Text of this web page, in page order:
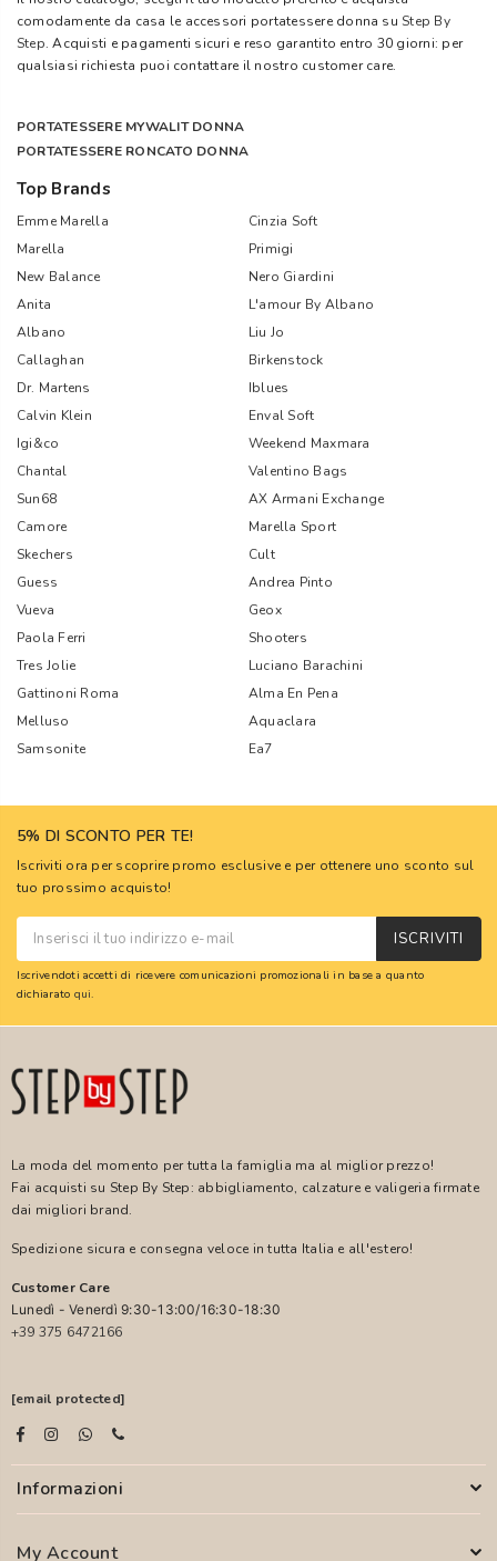
comodamente da casa le accessori portatessere donna suStep By
Step. Acquisti e pagamenti sicuri e reso garantito entro 30 giorni: per
qualsiasi richiesta puoi contattare il nostro customer care.
PORTATESSERE MYWALIT DONNA
PORTATESSERE RONCATO DONNA
Top Brands
Emme Marella
Cinzia Soft
Marella
Primigi
New Balance
Nero Giardini
Anita
L'amour By Albano
Albano
Liu Jo
Callaghan
Birkenstock
Dr. Martens
Iblues
Calvin Klein
Enval Soft
Igi&co
Weekend Maxmara
Chantal
Valentino Bags
Sun68
AX Armani Exchange
Camore
Marella Sport
Skechers
Cult
Guess
Andrea Pinto
Vueva
Geox
Paola Ferri
Shooters
Tres Jolie
Luciano Barachini
Gattinoni Roma
Alma En Pena
Melluso
Aquaclara
Samsonite
Ea7
5% DI SCONTO PER TE!
Iscriviti ora per scoprire promo esclusive e per ottenere uno sconto sul
tuo prossimo acquisto!
ISCRIVITI
Iscrivendoti accetti di ricevere comunicazioni promozionali in base a quanto
dichiarato qui.
La moda del momento per tutta la famiglia ma al miglior prezzo!
Fai acquisti su Step By Step: abbigliamento, calzature e valigeria firmate
dai migliori brand.
Spedizione sicura e consegna veloce in tutta Italia e all'estero!
Customer Care
Lunedì - Venerdì 9:30-13:00/16:30-18:30
+39 375 6472166
[email protected]
Informazioni
My Account